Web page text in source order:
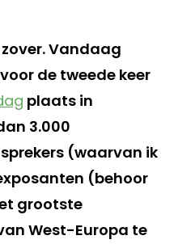
zover. Vandaag
de tweede keer
plaats in
3.000
(waarvan ik
(behoor
grootste
West-Europa te